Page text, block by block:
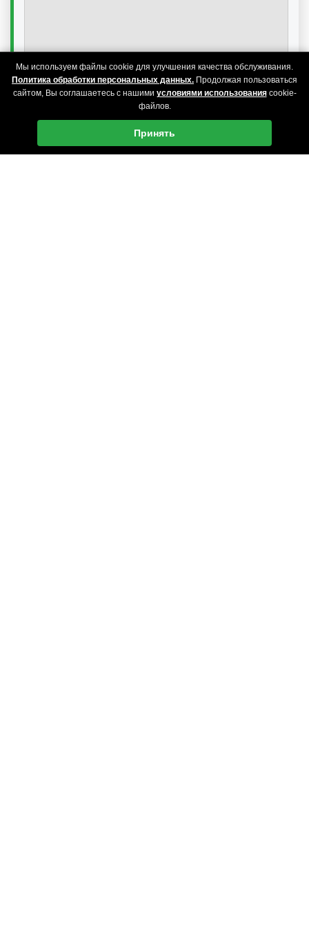
Мы используем файлы cookie для улучшения качества обслуживания.
Политика обработки персональных данных. Продолжая пользоваться
сайтом, Вы соглашаетесь с нашими условиями использованияcookie-
файлов.
Принять